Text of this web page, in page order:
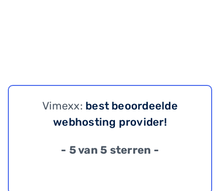
Vimexx: best beoordeelde
webhosting provider!
- 5 van 5 sterren -